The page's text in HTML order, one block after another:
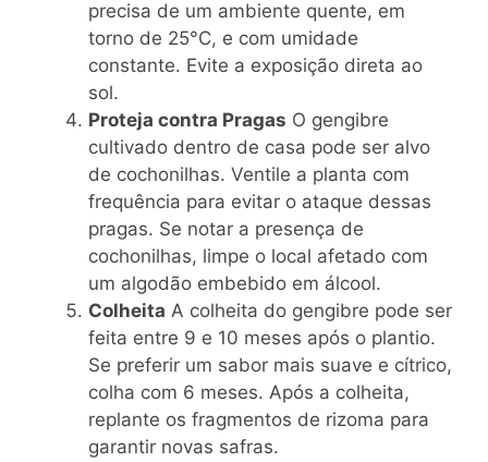
precisa de um ambiente quente, em
torno de 25°C, e com umidade
constante. Evite a exposição direta ao
sol.
Proteja contra Pragas O gengibre
cultivado dentro de casa pode ser alvo
de cochonilhas. Ventile a planta com
frequência para evitar o ataque dessas
pragas. Se notar a presença de
cochonilhas, limpe o local afetado com
um algodão embebido em álcool.
Colheita A colheita do gengibre pode ser
feita entre 9 e 10 meses após o plantio.
Se preferir um sabor mais suave e cítrico,
colha com 6 meses. Após a colheita,
replante os fragmentos de rizoma para
garantir novas safras.